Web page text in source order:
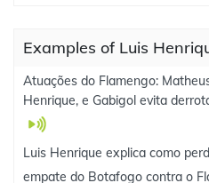
Examples of Luis
Atuações do Flamengo:
Henrique, e Gabigol evita
Luis Henrique explica como
empate do Botafogo contra o